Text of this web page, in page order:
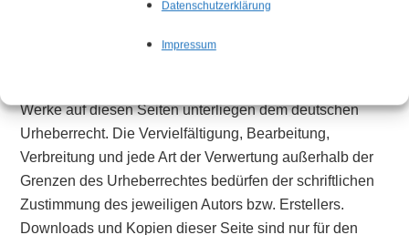
Datenschutzerklärung
Impressum
Werke auf diesen Seiten unterliegen dem deutschen
Urheberrecht. Die Vervielfältigung, Bearbeitung,
Verbreitung und jede Art der Verwertung außerhalb der
Grenzen des Urheberrechtes bedürfen der schriftlichen
Zustimmung des jeweiligen Autors bzw. Erstellers.
Downloads und Kopien dieser Seite sind nur für den